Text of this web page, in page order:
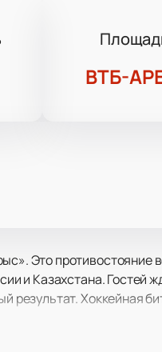
ВТБ-
Это противостояние
и Казахстана. Гостей
результат. Хоккейная